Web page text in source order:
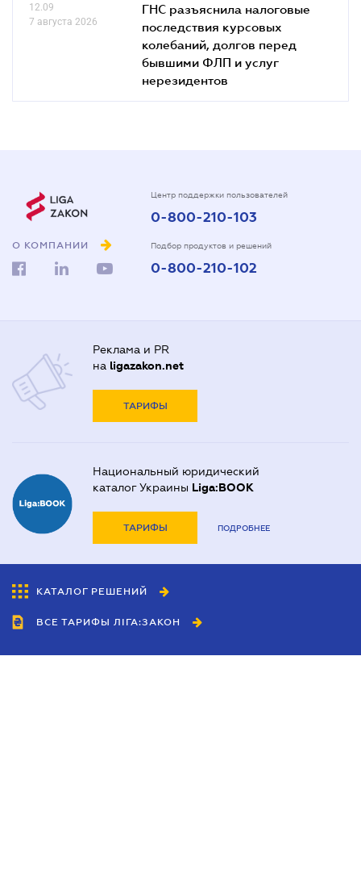
12.09
7 августа 2026
ГНС разъяснила налоговые
последствия курсовых
колебаний, долгов перед
бывшими ФЛП и услуг
нерезидентов
О КОМПАНИИ
Центр поддержки пользователей
0-800-210-103
Подбор продуктов и решений
0-800-210-102
Реклама и PR
на ligazakon.net
ТАРИФЫ
Национальный юридический
каталог Украины Liga:BOOK
ТАРИФЫ ПОДРОБНЕЕ
КАТАЛОГ РЕШЕНИЙ
ВСЕ ТАРИФЫ ЛІГА:ЗАКОН